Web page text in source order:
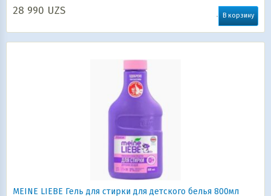
28 990 UZS В корзину
MEINE LIEBE Гель для стирки для детского белья 800мл